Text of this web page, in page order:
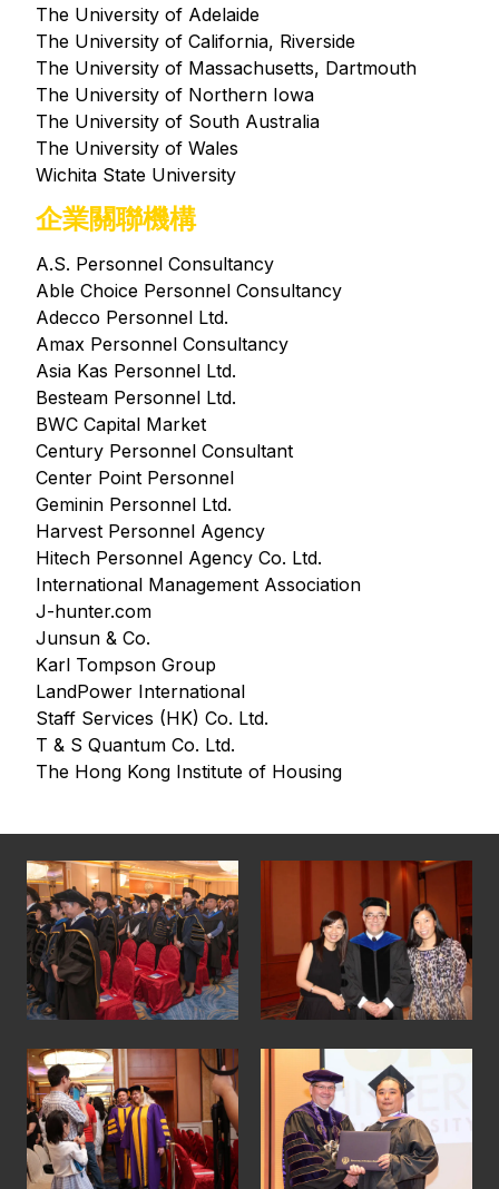
The University of Adelaide
The University of California, Riverside
The University of Massachusetts, Dartmouth
The University of Northern Iowa
The University of South Australia
The University of Wales
Wichita State University
企業關聯機構
A.S. Personnel Consultancy
Able Choice Personnel Consultancy
Adecco Personnel Ltd.
Amax Personnel Consultancy
Asia Kas Personnel Ltd.
Besteam Personnel Ltd.
BWC Capital Market
Century Personnel Consultant
Center Point Personnel
Geminin Personnel Ltd.
Harvest Personnel Agency
Hitech Personnel Agency Co. Ltd.
International Management Association
J-hunter.com
Junsun & Co.
Karl Tompson Group
LandPower International
Staff Services (HK) Co. Ltd.
T & S Quantum Co. Ltd.
The Hong Kong Institute of Housing